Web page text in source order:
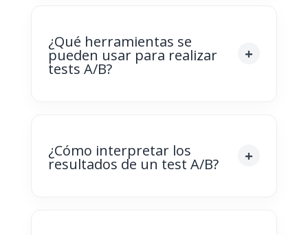
¿Qué herramientas se
pueden usar para realizar
tests A/B?
¿Cómo interpretar los
resultados de un test A/B?